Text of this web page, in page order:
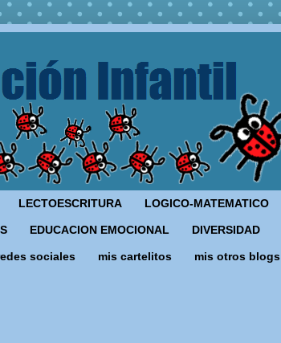
LECTOESCRITURA LOGICO-MATEMATICO
EDUCACION EMOCIONAL DIVERSIDAD
sociales mis cartelitos mis otros blogs